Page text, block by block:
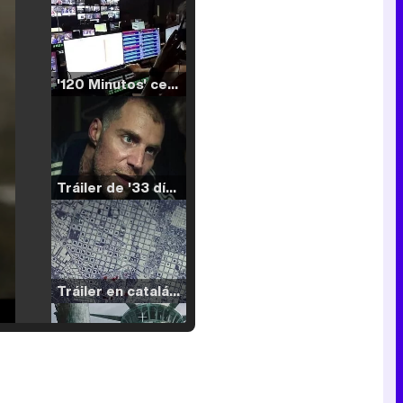
'120 Minutos' celebra sus 2.000 programas en Telemadrid con un vídeo del día a día en la redacción
Tráiler de '33 días', la nueva serie de Atresplayer con Julián Villagrán y José Manuel Poga
Tráiler en catalán de 'Ravalear', la nueva serie de HBO Max sobre los fondos buitre